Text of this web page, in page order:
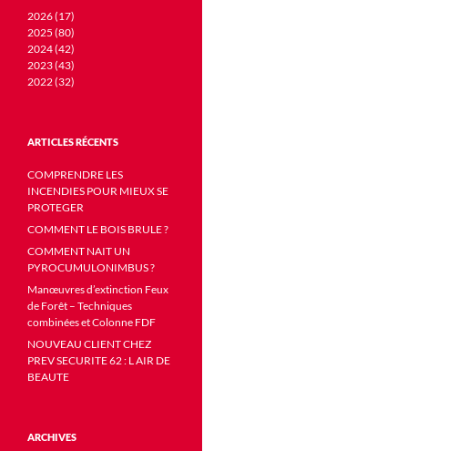
2026 (17)
2025 (80)
2024 (42)
2023 (43)
2022 (32)
ARTICLES RÉCENTS
COMPRENDRE LES
INCENDIES POUR MIEUX SE
PROTEGER
COMMENT LE BOIS BRULE ?
COMMENT NAIT UN
PYROCUMULONIMBUS ?
Manœuvres d’extinction Feux
de Forêt – Techniques
combinées et Colonne FDF
NOUVEAU CLIENT CHEZ
PREV SECURITE 62 : L AIR DE
BEAUTE
ARCHIVES